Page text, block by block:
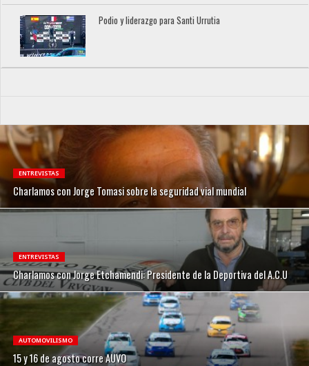
Podio y liderazgo para Santi Urrutia
ENTREVISTAS
Charlamos con Jorge Tomasi sobre la seguridad vial mundial
ENTREVISTAS
Charlamos con Jorge Etchamendi: Presidente de la Deportiva del A.C.U
AUTOMOVILISMO
15 y 16 de agosto corre AUVO